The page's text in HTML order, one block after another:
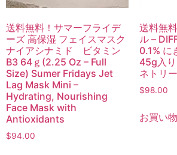
送料無料！サマーフライデ
ーズ 高保湿 フェイスマスク
ナイアシナミド ビタミン
B3 64ｇ(2.25 Oz – Full
Size) Sumer Fridays Jet
Lag Mask Mini –
Hydrating, Nourishing
Face Mask with
Antioxidants
$94.00
送料無
ル –
0.1% に
45g入
ネトリ
$98.00
お買い